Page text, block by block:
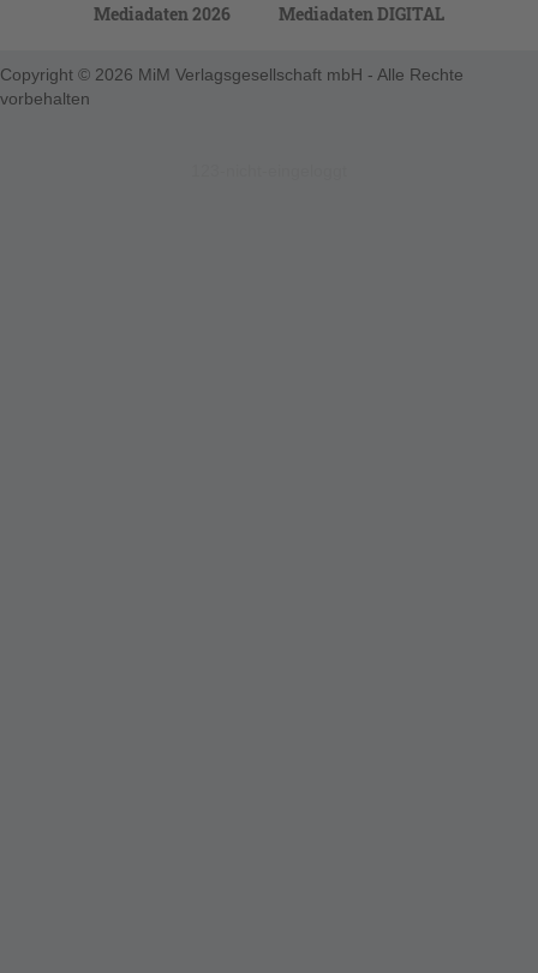
Mediadaten 2026 Mediadaten DIGITAL
Copyright © 2026 MiM Verlagsgesellschaft mbH - Alle Rechte
vorbehalten